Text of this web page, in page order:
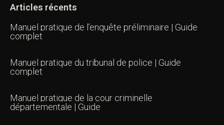
Articles récents
Manuel pratique de l’enquête préliminaire | Guide
complet
Manuel pratique du tribunal de police | Guide
complet
Manuel pratique de la cour criminelle
départementale | Guide